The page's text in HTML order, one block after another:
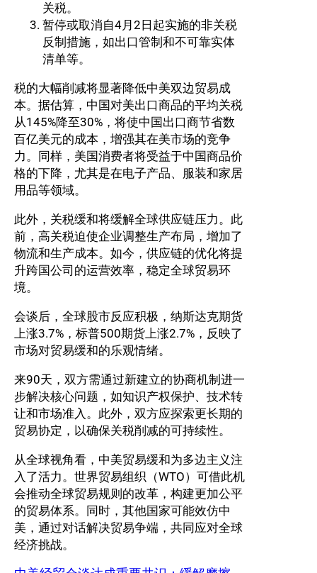
关税。
暂停或取消自4月2日起实施的非关税
反制措施，如出口管制和不可靠实体
清单等。
税的大幅削减将显著降低中美双边贸易成
本。据估算，中国对美出口商品的平均关税
从145%降至30%，将使中国出口商节省数
百亿美元的成本，增强其在美市场的竞争
力。同样，美国消费者将受益于中国商品价
格的下降，尤其是在电子产品、服装和家居
用品等领域。
此外，关税缓和将缓解全球供应链压力。此
前，高关税迫使企业调整生产布局，增加了
物流和生产成本。如今，供应链的优化将提
升跨国公司的运营效率，稳定全球贸易环
境。
会谈后，全球股市反应积极，纳斯达克期货
上涨3.7%，标普500期货上涨2.7%，反映了
市场对贸易缓和的乐观情绪。
来90天，双方需通过新建立的协商机制进一
步解决核心问题，如知识产权保护、技术转
让和市场准入。此外，双方应探索更长期的
贸易协定，以确保关税削减的可持续性。
从全球视角看，中美贸易缓和为多边主义注
入了活力。世界贸易组织（WTO）可借此机
会推动全球贸易规则的改革，构建更加公平
的贸易体系。同时，其他国家可能效仿中
美，通过对话解决贸易争端，共同应对全球
经济挑战。